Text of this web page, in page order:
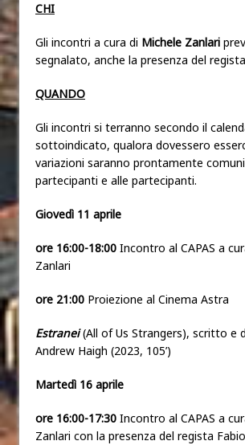
CHI
Gli incontri a cura di Michele Zanlari
segnalato, anche la presenza del
QUANDO
Gli incontri si terranno secondo il
sottoindicato, qualora dovessero
variazioni saranno prontamente
partecipanti e alle partecipanti.
Giovedì 11 aprile
ore 16:00-18:00 Incontro al CAPAS a
Zanlari
ore 21:00 Proiezione al Cinema Astra
Estranei(All of Us Strangers), scritto e
Andrew Haigh (2023, 105’)
Martedì 16 aprile
ore 16:00-17:30 Incontro al CAPAS a
Zanlari con la presenza del regista